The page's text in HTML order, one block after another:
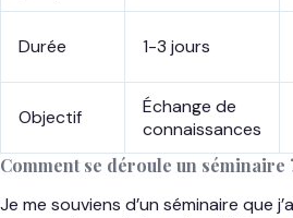
Durée 1-3 jours
Objectif
Échange de
connaissances
Comment se déroule un séminaire
Je me souviens d’un séminaire que